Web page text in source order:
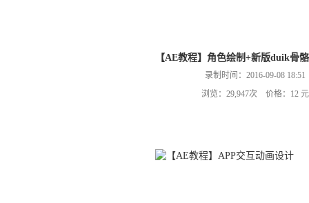
【AE教程】角色绘制+新版duik骨
录制时间：2016-09-08 18:51
浏览：29,947次 价格：12 元